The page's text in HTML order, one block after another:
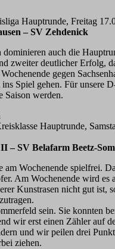
Hauptrunde, Freitag
– SV Zehdenick
auch die
zweiter deutlicher Erfolg,
gegen
Spiel gehen. Für unsere
Saison werden.
Hauptrunde,
– SV Belafarm Beetz-
am Wochenende spielfrei.
Am Wochenende wird es
Kunstrasen nicht gut ist,
sein. Sie konnten
wir erst einen Zähler auf
und wir peilen drei
ziehen.